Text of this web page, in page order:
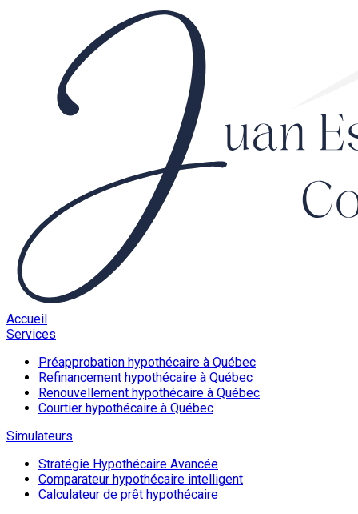
Accueil
Services
Préapprobation hypothécaire à Québec
Refinancement hypothécaire à Québec
Renouvellement hypothécaire à Québec
Courtier hypothécaire à Québec
Simulateurs
Stratégie Hypothécaire Avancée
Comparateur hypothécaire intelligent
Calculateur de prêt hypothécaire